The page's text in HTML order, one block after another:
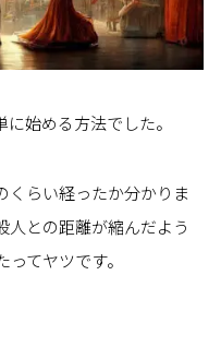
始める方法でした。
くらい経ったか分かりま
人との距離が縮んだよう
てヤツです。